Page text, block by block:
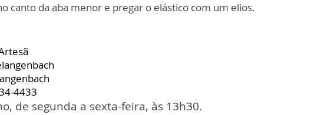
canto da aba menor e pregar o elástico com um elios.
4433
de segunda a sexta-feira, às 13h30.